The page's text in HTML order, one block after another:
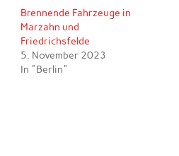
Brennende Fahrzeuge in
Marzahn und
Friedrichsfelde
5. November 2023
In "Berlin"